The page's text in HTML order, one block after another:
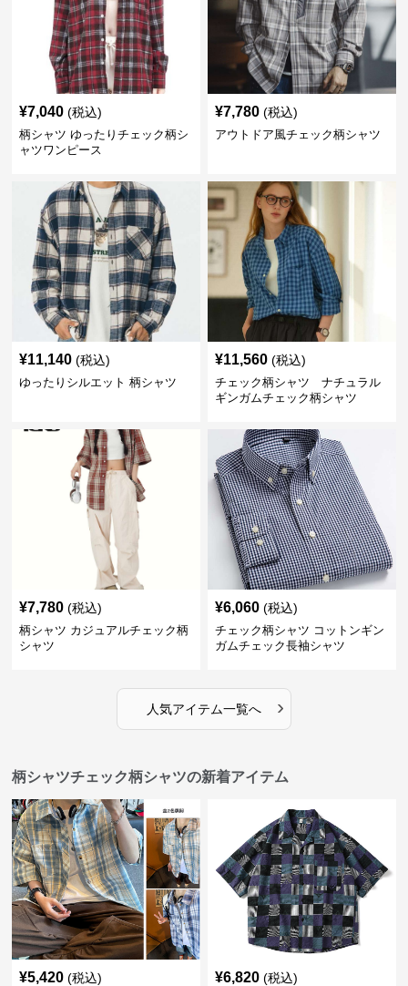
¥7,040 (税込)
柄シャツ ゆったりチェック柄シ
ャツワンピース
¥7,780 (税込)
アウトドア風チェック柄シャツ
¥11,140 (税込)
ゆったりシルエット 柄シャツ
¥11,560 (税込)
チェック柄シャツ ナチュラル
ギンガムチェック柄シャツ
¥7,780 (税込)
柄シャツ カジュアルチェック柄
シャツ
¥6,060 (税込)
チェック柄シャツ コットンギン
ガムチェック長袖シャツ
人気アイテム一覧へ ›
柄シャツチェック柄シャツの新着アイテム
¥5,420 (税込) ¥6,820 (税込)